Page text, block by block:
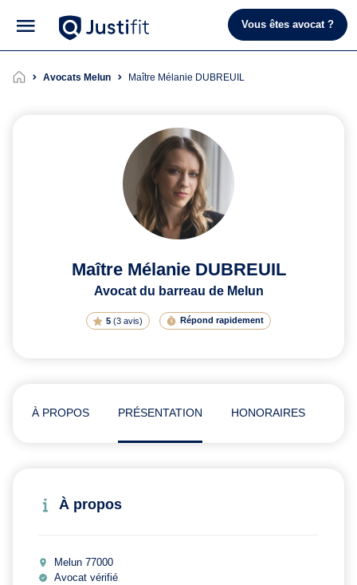
Vous êtes avocat ?
Avocats Melun Maître Mélanie DUBREUIL
Maître Mélanie DUBREUIL
Avocat du barreau de Melun
5(3 avis) Répond rapidement
À PROPOS PRÉSENTATION HONORAIRES
À propos
Melun 77000
Avocat vérifié